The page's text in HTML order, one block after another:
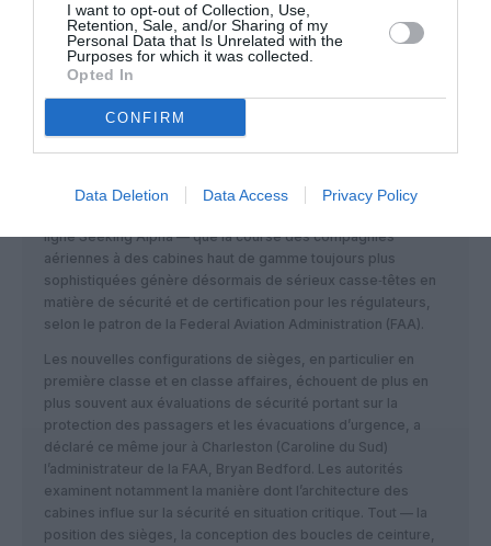
I want to opt-out of Collection, Use,
Retention, Sale, and/or Sharing of my
Personal Data that Is Unrelated with the
Purposes for which it was collected.
Opted In
CONFIRM
Data Deletion Data Access Privacy Policy
Etude réalisée à n’en pas douter par les escrologistes
RÉPONDRE
Tony de Bresta commenté :
aménagements les plus émetteurs de CO₂, il apparaît — à la
ligne Seeking Alpha — que la course des compagnies
aériennes à des cabines haut de gamme toujours plus
sophistiquées génère désormais de sérieux casse‑têtes en
matière de sécurité et de certification pour les régulateurs,
selon le patron de la Federal Aviation Administration (FAA).
Les nouvelles configurations de sièges, en particulier en
première classe et en classe affaires, échouent de plus en
plus souvent aux évaluations de sécurité portant sur la
protection des passagers et les évacuations d’urgence, a
déclaré ce même jour à Charleston (Caroline du Sud)
l’administrateur de la FAA, Bryan Bedford. Les autorités
examinent notamment la manière dont l’architecture des
cabines influe sur la sécurité en situation critique. Tout — la
position des sièges, la conception des boucles de ceinture,